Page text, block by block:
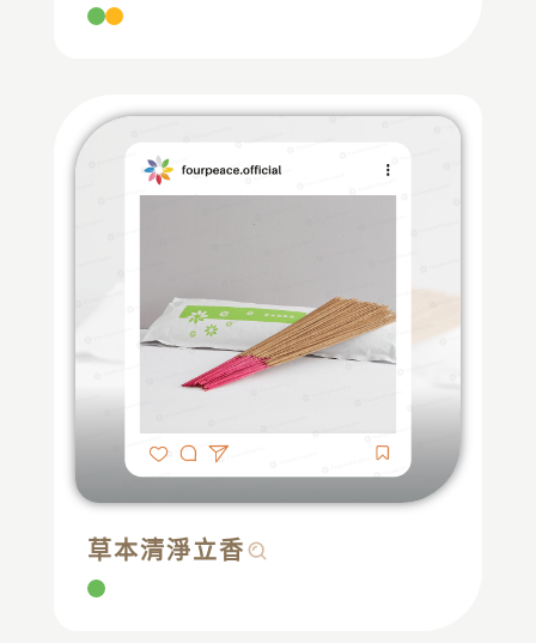
草本清淨立香